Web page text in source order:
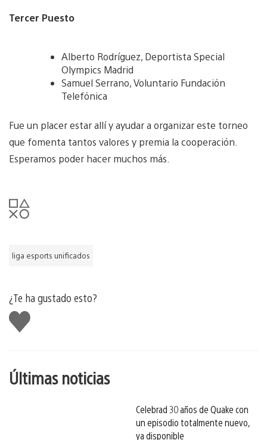
Tercer Puesto
Alberto Rodríguez, Deportista Special
Olympics Madrid
Samuel Serrano, Voluntario Fundación
Telefónica
Fue un placer estar allí y ayudar a organizar este torneo
que fomenta tantos valores y premia la cooperación.
Esperamos poder hacer muchos más.
liga esports unificados
¿Te ha gustado esto?
Me
gusta
esto
Últimas noticias
Celebrad 30 años de Quake con
un episodio totalmente nuevo,
ya disponible